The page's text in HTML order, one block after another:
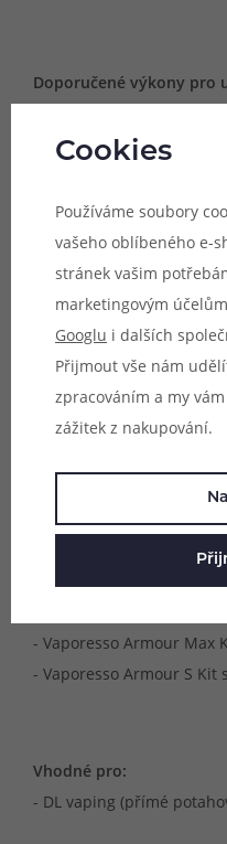
Doporučené výkony pro
- 0.2Ω (60 - 75W)
- 0.5Ω (30 - 40W)
Kompatibilní zařízení:
- Vaporesso iTank (5 ml a
- Vaporesso Target 100
- Vaporesso Target 200
- Vaporesso GEN 80S Kit s
- Vaporesso Armour Max
- Vaporesso Armour S Kit
- Vaporesso Armour Max
- Vaporesso Armour S Kit
Vhodné pro:
- DL vaping (přímé
Cookies
Používáme soubory
vašeho oblíbeného e-
stránek vašim
marketingovým
Googlu i dalších
Přijmout vše nám
zpracováním a my
zážitek z nakupování.